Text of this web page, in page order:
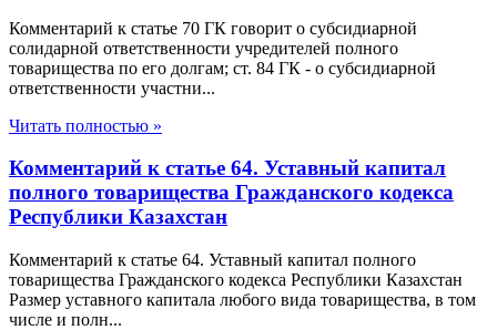
Комментарий к статье 70 ГК говорит о субсидиарной
солидарной ответственности учредителей полного
товарищества по его долгам; ст. 84 ГК - о субсидиарной
ответственности участни...
Читать полностью »
Комментарий к статье 64. Уставный капитал
полного товарищества Гражданского кодекса
Республики Казахстан
Комментарий к статье 64. Уставный капитал полного
товарищества Гражданского кодекса Республики Казахстан
Размер уставного капитала любого вида товарищества, в том
числе и полн...